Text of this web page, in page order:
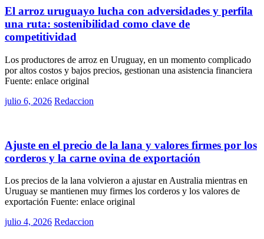
El arroz uruguayo lucha con adversidades y perfila
una ruta: sostenibilidad como clave de
competitividad
Los productores de arroz en Uruguay, en un momento complicado
por altos costos y bajos precios, gestionan una asistencia financiera
Fuente: enlace original
Posted
julio 6, 2026 Redaccion
Ajuste en el precio de la lana y valores firmes por los
corderos y la carne ovina de exportación
Los precios de la lana volvieron a ajustar en Australia mientras en
Uruguay se mantienen muy firmes los corderos y los valores de
exportación Fuente: enlace original
Posted
julio 4, 2026 Redaccion